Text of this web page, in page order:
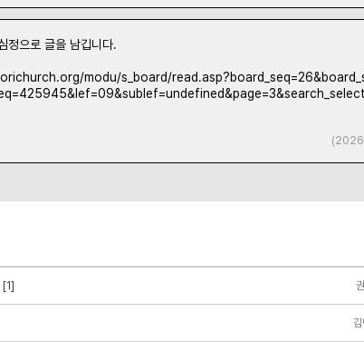
정으로 글을 남깁니다.
modu/s_board/
[1]